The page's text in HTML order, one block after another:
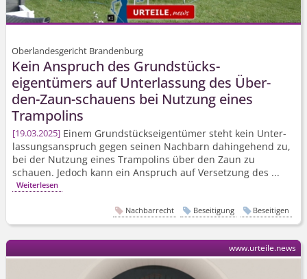
Oberlandesgericht Brandenburg
Kein Anspruch des Grundstücks­
eigentümers auf Unterlassung des Über-
den-Zaun-schauens bei Nutzung eines
Trampolins
19.03.2025 Einem Grundstücks­eigentümer steht kein Unter­
lassungs­anspruch gegen seinen Nachbarn dahingehend zu,
bei der Nutzung eines Trampolins über den Zaun zu
schauen. Jedoch kann ein Anspruch auf Versetzung des ...
Weiterlesen
Nachbarrecht Beseitigung Beseitigen
www.urteile.news